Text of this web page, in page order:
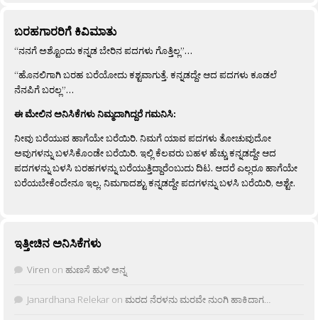
ಬರಹಗಾರರಿಗೆ ಕಿವಿಮಾತು
“ನನಗೆ ಅಶ್ಟೊಂದು ಕನ್ನಡ ಬೇರಿನ ಪದಗಳು ಗೊತ್ತಿಲ್ಲ”…
“ಹೊನಲಿಗಾಗಿ ಬರಹ ಬರೆಯೋದು ಕಶ್ಟವಾಗುತ್ತೆ. ಕನ್ನಡದ್ದೇ ಆದ ಪದಗಳು ಕೂಡಲೆ
ನೆನಪಿಗೆ ಬರಲ್ಲ”…
ಈ ಮೇಲಿನ ಅನಿಸಿಕೆಗಳು ನಿಮ್ಮದಾಗಿದ್ದರೆ ಗಮನಿಸಿ:
ನೀವು ಬರೆಯುವ ಹಾಗೆಯೇ ಬರೆಯಿರಿ. ನಿಮಗೆ ಯಾವ ಪದಗಳು ತೋಚುವುದೋ
ಅವುಗಳನ್ನು ಬಳಸಿಕೊಂಡೇ ಬರೆಯಿರಿ. ಇಲ್ಲಿ ಕೆಲವರು ಬಹಳ ಹೆಚ್ಚು ಕನ್ನಡದ್ದೇ ಆದ
ಪದಗಳನ್ನು ಬಳಸಿ ಬರಹಗಳನ್ನು ಬರೆಯುತ್ತಿದ್ದಾರೆಂಬುದು ದಿಟ. ಆದರೆ ಎಲ್ಲರೂ ಹಾಗೆಯೇ
ಬರೆಯಬೇಕೆಂದೇನೂ ಇಲ್ಲ. ನಿಮಗಾದಶ್ಟು ಕನ್ನಡದ್ದೇ ಪದಗಳನ್ನು ಬಳಸಿ ಬರೆಯಿರಿ, ಅಶ್ಟೇ.
ಇತ್ತೀಚಿನ ಅನಿಸಿಕೆಗಳು
Viren on ಹುಣಸೆ ಹುಳಿ ಅನ್ನ
Janardhana Relekar on ಮರದ ನೆರಳನು ಮರವೇ ನುಂಗಿ ಹಾಕಿದಾಗ…